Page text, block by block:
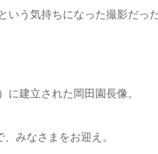
う気持ちになった撮影だった
建立された岡田園長像。
みなさまをお迎え。